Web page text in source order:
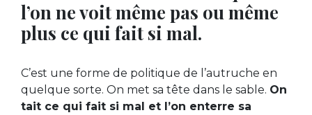
l’on ne voit même pas ou même
plus ce qui fait si mal.
C’est une forme de politique de l’autruche en
quelque sorte. On met sa tête dans le sable. On
tait ce qui fait si mal et l’on enterre sa